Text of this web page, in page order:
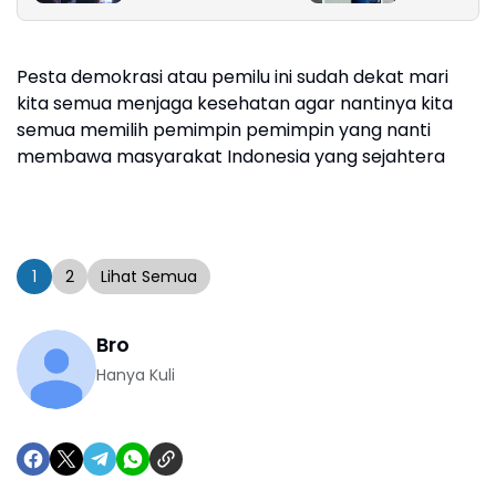
Belawan
Perkuat
Pesta demokrasi atau pemilu ini sudah dekat mari
kita semua menjaga kesehatan agar nantinya kita
semua memilih pemimpin pemimpin yang nanti
membawa masyarakat Indonesia yang sejahtera
1 2 Lihat Semua
Bro
Hanya Kuli